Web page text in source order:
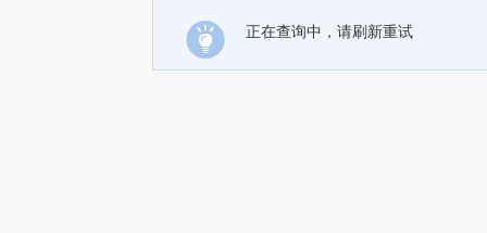
正在查询中，请刷新重试